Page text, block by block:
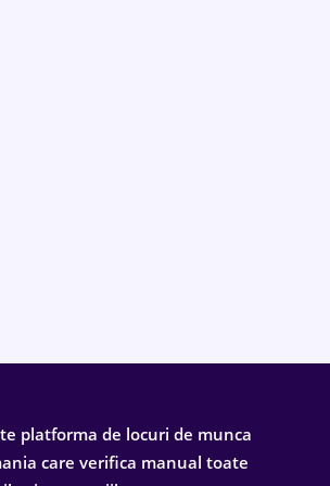
platforma de locuri de munca
care verifica manual toate